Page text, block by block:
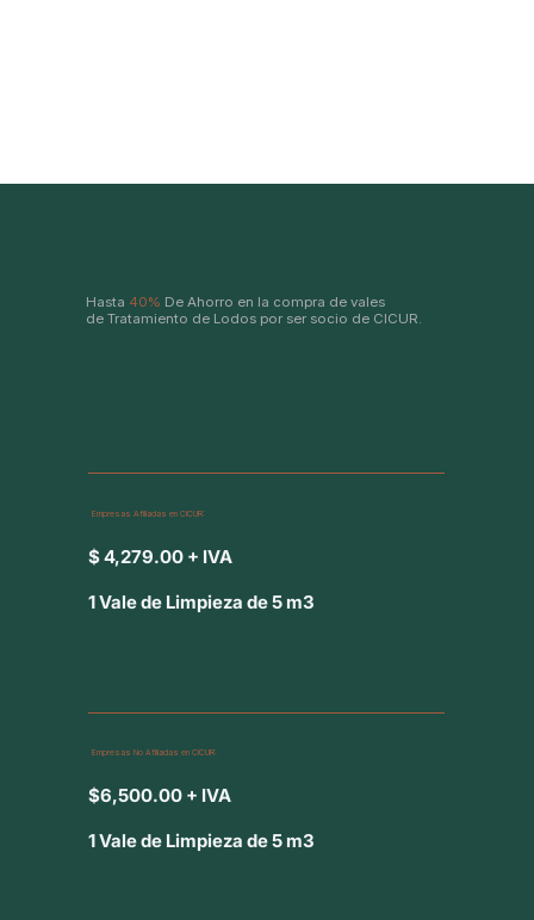
Hasta 40% De Ahorro en la compra de vales
de Tratamiento de Lodos por ser socio de CICUR.
Empresas Afiliadas en CICUR:
$ 4,279.00 + IVA
1 Vale de Limpieza de 5 m3
Empresas No Afiliadas en CICUR:
$6,500.00 + IVA
1 Vale de Limpieza de 5 m3